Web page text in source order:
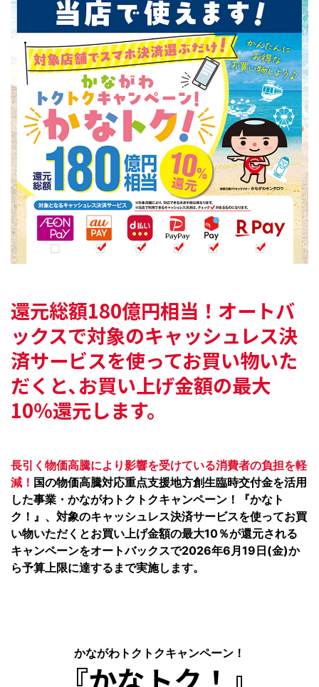
還元総額180億円相当！オートバ
ックスで対象のキャッシュレス決
済サービスを使ってお買い物いた
だくと､お買い上げ金額の最大
10％還元します。
長引く物価高騰により影響を受けている消費者の負担を軽
減！ 国の物価高騰対応重点支援地方創生臨時交付金を活用
した事業・かながわトクトクキャンペーン！『かなト
ク！』、対象のキャッシュレス決済サービスを使ってお買
い物いただくとお買い上げ金額の最大10％が還元される
キャンペーンをオートバックスで2026年6月19日(金)か
ら予算上限に達するまで実施します。
かながわトクトクキャンペーン！